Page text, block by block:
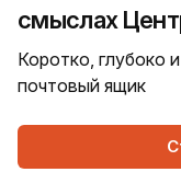
смыслах
Коротко, глубоко
почтовый ящик